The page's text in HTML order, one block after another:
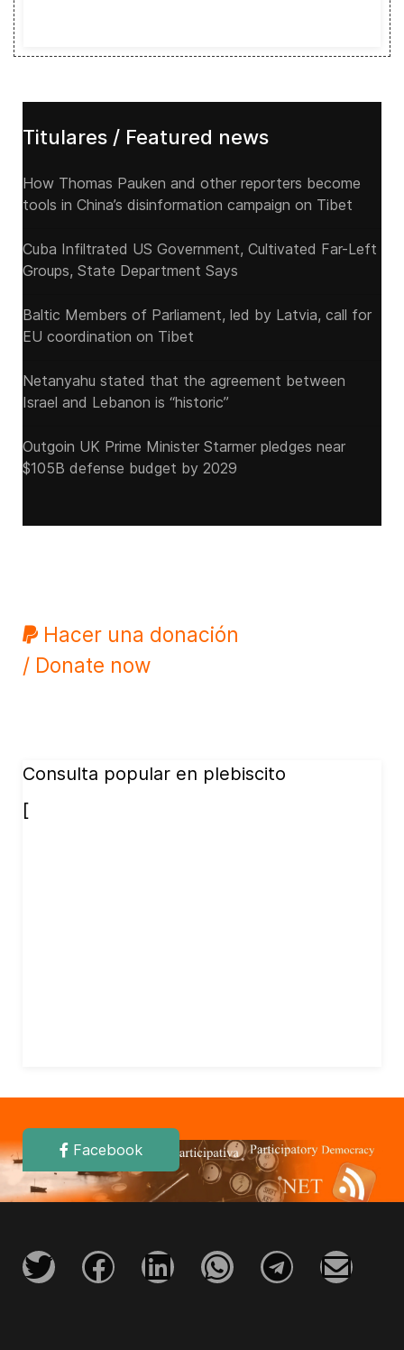
Titulares / Featured news
How Thomas Pauken and other reporters become
tools in China’s disinformation campaign on Tibet
Cuba Infiltrated US Government, Cultivated Far-Left
Groups, State Department Says
Baltic Members of Parliament, led by Latvia, call for
EU coordination on Tibet
Netanyahu stated that the agreement between
Israel and Lebanon is “historic”
Outgoin UK Prime Minister Starmer pledges near
$105B defense budget by 2029
Hacer una donación
/ Donate now
Consulta popular en plebiscito
[
Facebook